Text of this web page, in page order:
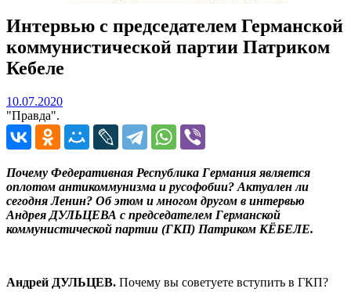
Интервью с председателем Германской
коммунистической партии Патриком
Кебеле
10.07.202010.07.2020
"Правда".
Почему Федеративная Республика Германия является
оплотом антикоммунизма и русофобии? Актуален ли
сегодня Ленин? Об этом и многом другом в интервью
Андрея ДУЛЬЦЕВА с председателем Германской
коммунистической партии (ГКП) Патриком КЁБЕЛЕ.
Андрей ДУЛЬЦЕВ. Почему вы советуете вступить в ГКП?